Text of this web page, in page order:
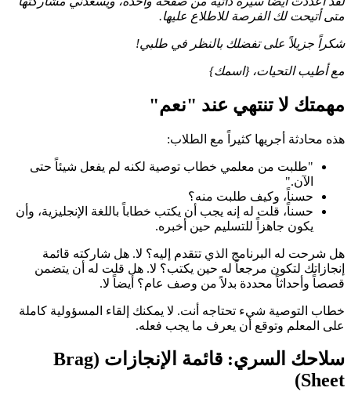
متى أتيحت لك الفرصة للاطلاع عليها.
شكراً جزيلاً على تفضلك بالنظر في طلبي!
مع أطيب التحيات، {اسمك}
مهمتك لا تنتهي عند "نعم"
هذه محادثة أجريها كثيراً مع الطلاب:
"طلبت من معلمي خطاب توصية لكنه لم يفعل شيئاً حتى
الآن."
حسناً، وكيف طلبت منه؟
حسناً، قلت له إنه يجب أن يكتب خطاباً باللغة الإنجليزية، وأن
يكون جاهزاً للتسليم حين أخبره.
هل شرحت له البرنامج الذي تتقدم إليه؟ لا. هل شاركته قائمة
إنجازاتك لتكون مرجعاً له حين يكتب؟ لا. هل قلت له أن يتضمن
قصصاً وأحداثاً محددة بدلاً من وصف عام؟ أيضاً لا.
خطاب التوصية شيء تحتاجه أنت. لا يمكنك إلقاء المسؤولية كاملة
على المعلم وتوقع أن يعرف ما يجب فعله.
سلاحك السري: قائمة الإنجازات (Brag
Sheet)